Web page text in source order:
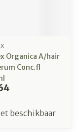
Organica A/hair
Conc.fl
beschikbaar